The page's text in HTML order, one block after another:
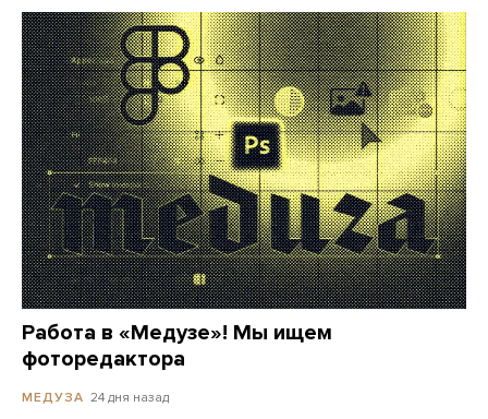
Работа в «Медузе»! Мы ищем
фоторедактора
МЕДУЗА 24 дня назад